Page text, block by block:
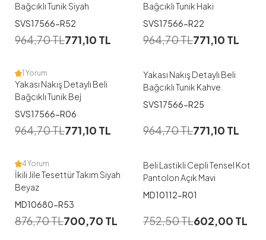
Bağcıklı Tunik Siyah
SVS17566-R52
964,70TL771,10 TL
Bağcıklı Tunik Haki
SVS17566-R22
964,70TL771,10 TL
1 Yorum
Yakası Nakış Detaylı Beli
Bağcıklı Tunik Bej
SVS17566-R06
964,70TL771,10 TL
Yakası Nakış Detaylı Beli
Bağcıklı Tunik Kahve
SVS17566-R25
964,70TL771,10 TL
42-44 46-48
4 Yorum
İkili Jile Tesettür Takım Siyah
Beyaz
MD10680-R53
876,70TL700,70 TL
38
Beli Lastikli Cepli Tensel Kot
Pantolon Açık Mavi
MD10112-R01
752,50TL602,00 TL
38 40 42 44 46 S M L XL